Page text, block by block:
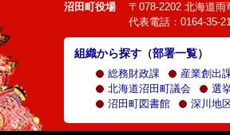
沼田町役場
〒078-2202 北海道
代表電話：0164-35-
組織から探す（部署一覧）
総務財政課
産業創出
北海道沼田町議会
選
沼田町図書館
深川地